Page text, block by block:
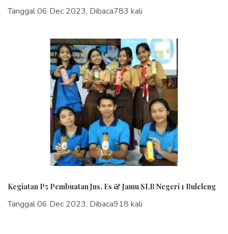
Tanggal 06 Dec 2023, Dibaca783 kali
Kegiatan P5 Pembuatan Jus, Es & Jamu SLB Negeri 1 Buleleng
Tanggal 06 Dec 2023, Dibaca918 kali